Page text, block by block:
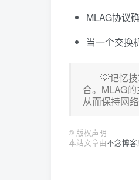
MLAG协议
当一个交换
💡记忆技
合。MLAG
从而保持网
© 版权声明
本站文章由不念博客